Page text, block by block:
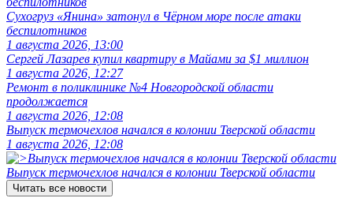
Сухогруз «Янина» затонул в Чёрном море после атаки
беспилотников
1 августа 2026, 13:00
Сергей Лазарев купил квартиру в Майами за $1 миллион
1 августа 2026, 12:27
Ремонт в поликлинике №4 Новгородской области
продолжается
1 августа 2026, 12:08
Выпуск термочехлов начался в колонии Тверской области
1 августа 2026, 12:08
Выпуск термочехлов начался в колонии Тверской области
Читать все новости